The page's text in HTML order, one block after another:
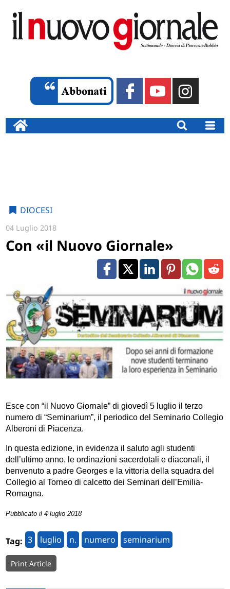
DIOCESI
04 Luglio 2018
Con «il Nuovo Giornale»
Esce con “il Nuovo Giornale” di giovedì 5 luglio il terzo
numero di “Seminarium”, il periodico del Seminario Collegio
Alberoni di Piacenza.
In questa edizione, in evidenza il saluto agli studenti
dell’ultimo anno, le ordinazioni sacerdotali e diaconali, il
benvenuto a padre Georges e la vittoria della squadra del
Collegio al Torneo di calcetto dei Seminari dell’Emilia-
Romagna.
Pubblicato il 4 luglio 2018
Tag: 3 luglio n. numero seminarium
Print Article